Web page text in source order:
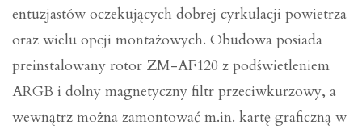
entuzjastów oczekujących dobrej cyrkulacji powietrza
oraz wielu opcji montażowych. Obudowa posiada
preinstalowany rotor ZM-AF120 z podświetleniem
ARGB i dolny magnetyczny filtr przeciwkurzowy, a
wewnątrz można zamontować m.in. kartę graficzną w